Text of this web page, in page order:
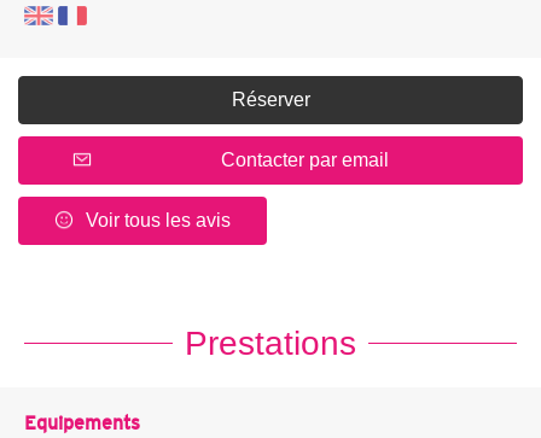
Réserver
Contacter par email
Voir tous les avis
Prestations
Equipements